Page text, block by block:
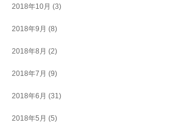
2018年10月 (3)
2018年9月 (8)
2018年8月 (2)
2018年7月 (9)
2018年6月 (31)
2018年5月 (5)